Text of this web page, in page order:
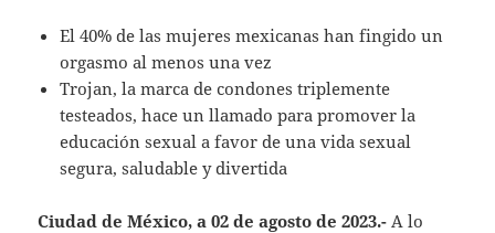
El 40% de las mujeres mexicanas han fingido un
orgasmo al menos una vez
Trojan, la marca de condones triplemente
testeados, hace un llamado para promover la
educación sexual a favor de una vida sexual
segura, saludable y divertida
Ciudad de México, a 02 de agosto de 2023.- A lo